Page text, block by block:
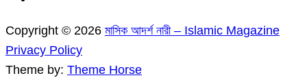
Copyright © 2026 মাসিক আদর্শ নারী – Islamic Magazine
Privacy Policy
Theme by: Theme Horse